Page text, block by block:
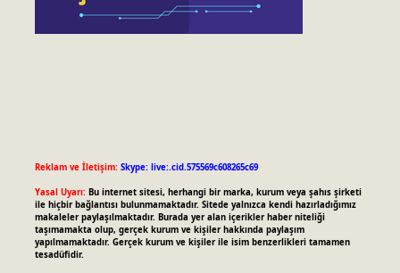
Reklam ve İletişim: Skype: live:.cid.575569c608265c69
Yasal Uyarı: Bu internet sitesi, herhangi bir marka, kurum veya şahıs şirketi
ile hiçbir bağlantısı bulunmamaktadır. Sitede yalnızca kendi hazırladığımız
makaleler paylaşılmaktadır. Burada yer alan içerikler haber niteliği
taşımamakta olup, gerçek kurum ve kişiler hakkında paylaşım
yapılmamaktadır. Gerçek kurum ve kişiler ile isim benzerlikleri tamamen
tesadüfidir.